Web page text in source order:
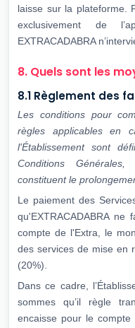
laisse sur la plateforme.
exclusivement de
EXTRACADABRA
8. Quels sont les
8.1 Règlement des
Les conditions pour
règles applicables en
l'Établissement sont
Conditions
constituent le
Le paiement des
qu'EXTRACADABRA
compte de l'Extra, le
des services de mise en
(20%).
Dans ce cadre,
sommes qu’il règle
encaisse pour le